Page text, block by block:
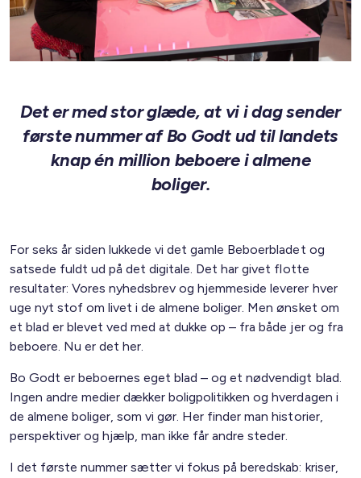
Det er med stor glæde, at vi i dag sender
første nummer af Bo Godt ud til landets
knap én million beboere i almene
boliger.
For seks år siden lukkede vi det gamle Beboerbladet og
satsede fuldt ud på det digitale. Det har givet flotte
resultater: Vores nyhedsbrev og hjemmeside leverer hver
uge nyt stof om livet i de almene boliger. Men ønsket om
et blad er blevet ved med at dukke op – fra både jer og fra
beboere. Nu er det her.
Bo Godt er beboernes eget blad – og et nødvendigt blad.
Ingen andre medier dækker boligpolitikken og hverdagen i
de almene boliger, som vi gør. Her finder man historier,
perspektiver og hjælp, man ikke får andre steder.
I det første nummer sætter vi fokus på beredskab: kriser,